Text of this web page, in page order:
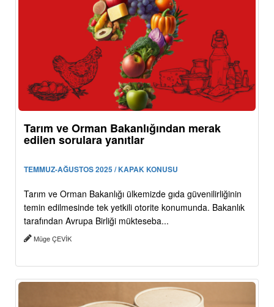
Tarım ve Orman Bakanlığından merak
edilen sorulara yanıtlar
TEMMUZ-AĞUSTOS 2025 / KAPAK KONUSU
Tarım ve Orman Bakanlığı ülkemizde gıda güvenilirliğinin
temin edilmesinde tek yetkili otorite konumunda. Bakanlık
tarafından Avrupa Birliği mükteseba...
Müge ÇEVİK